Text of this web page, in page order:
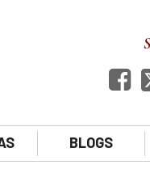
BLOGS